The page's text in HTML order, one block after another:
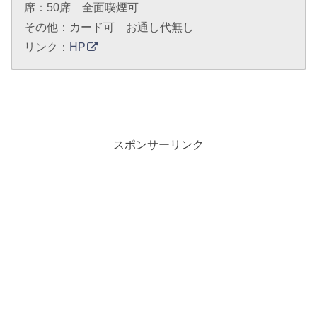
席：50席 全面喫煙可
その他：カード可 お通し代無し
リンク： HP
スポンサーリンク